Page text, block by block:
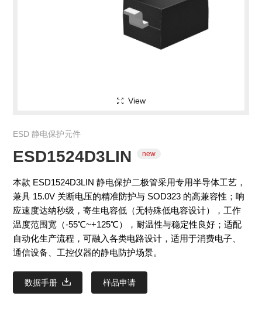
View
ESD 静电保护元件
ESD1524D3LIN
new
本款 ESD1524D3LIN 静电保护二极管采用专用半导体工艺，
兼具 15.0V 关断电压的精准防护与 SOD323 的高兼容性；响
应速度达纳秒级，寄生电容低（无特殊低电容设计），工作
温度范围宽（-55℃~+125℃），耐温性与稳定性良好；适配
自动化生产流程，可融入各类电路设计，适用于消费电子、
通信设备、工控仪器的静电防护场景。
数据手册 样品申请